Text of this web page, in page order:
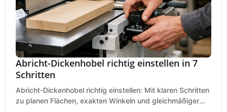
Abricht-Dickenhobel richtig einstellen in 7
Schritten
Abricht-Dickenhobel richtig einstellen: Mit klaren Schritten
zu planen Flächen, exakten Winkeln und gleichmäßiger